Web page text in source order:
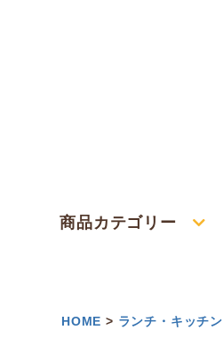
商品カテゴリー
HOME ランチ・キッチン